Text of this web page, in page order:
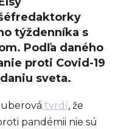
týždenníka s
Podľa daného
proti Covid-19
sveta.
tvrdí, že
pandémii nie sú